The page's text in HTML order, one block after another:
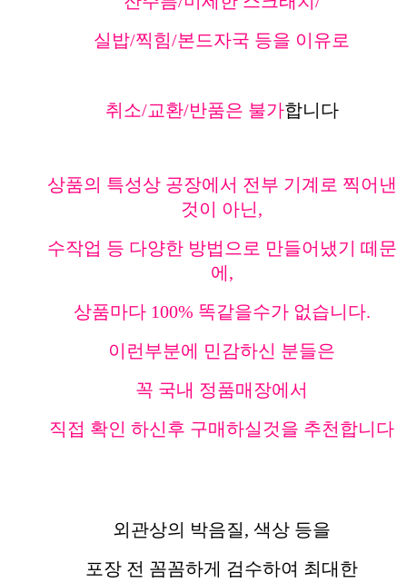
실밥/찍힘/본드자국 등을 이유로
취소/교환/반품은 불가합니다
상품의 특성상 공장에서 전부 기계로 찍어낸
것이 아닌,
수작업 등 다양한 방법으로 만들어냈기 떼문
에,
상품마다 100% 똑같을수가 없습니다.
이런부분에 민감하신 분들은
꼭 국내 정품매장에서
직접 확인 하신후 구매하실것을 추천합니다
외관상의 박음질, 색상 등을
포장 전 꼼꼼하게 검수하여 최대한